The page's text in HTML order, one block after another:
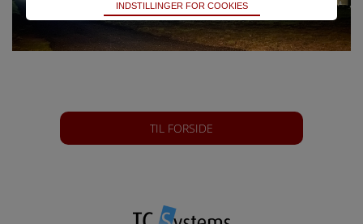
TIL FORSIDE
Bliver brugt til at opretholde driften af websitet, uden
disse vil funktionalitet på websitet ikke fungere.
besøgsstatistik.
INDSTILLINGER FOR COOKIES